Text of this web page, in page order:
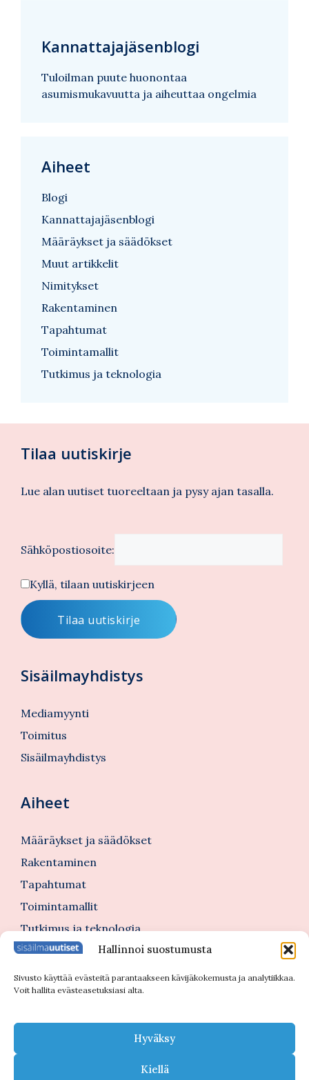
Hallinnoi suostumusta
Sivusto käyttää evästeitä parantaakseen kävijäkokemusta ja analytiikkaa.
Voit hallita evästeasetuksiasi alta.
Hyväksy
Kiellä
Kannattajajäsenblogi
Tuloilman puute huonontaa
asumismukavuutta ja aiheuttaa ongelmia
Aiheet
Blogi
Kannattajajäsenblogi
Määräykset ja säädökset
Muut artikkelit
Nimitykset
Rakentaminen
Tapahtumat
Toimintamallit
Tutkimus ja teknologia
Tilaa uutiskirje
Lue alan uutiset tuoreeltaan ja pysy ajan tasalla.
Sähköpostiosoite:
Kyllä, tilaan uutiskirjeen
Sisäilmayhdistys
Mediamyynti
Toimitus
Sisäilmayhdistys
Aiheet
Määräykset ja säädökset
Rakentaminen
Tapahtumat
Toimintamallit
Tutkimus ja teknologia
Tutustu myös